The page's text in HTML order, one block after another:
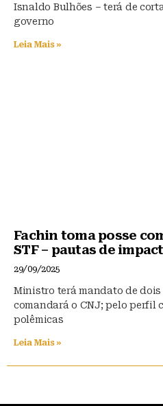
Isnaldo Bulhões – terá de
governo
Leia Mais »
Fachin toma posse
STF – pautas de
29/09/2025
Ministro terá mandato de dois
comandará o CNJ; pelo perfil
polêmicas
Leia Mais »